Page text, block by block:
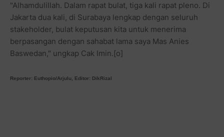
"Alhamdulillah. Dalam rapat bulat, tiga kali rapat pleno. Di
Jakarta dua kali, di Surabaya lengkap dengan seluruh
stakeholder, bulat keputusan kita untuk menerima
berpasangan dengan sahabat lama saya Mas Anies
Baswedan," ungkap Cak Imin.[o]
Reporter: Euthopio/Arjulu, Editor: DikRizal